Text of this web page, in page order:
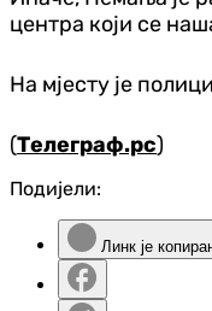
центра који се
На мјесту је
(Телеграф.рс)
Подијели:
Линк је